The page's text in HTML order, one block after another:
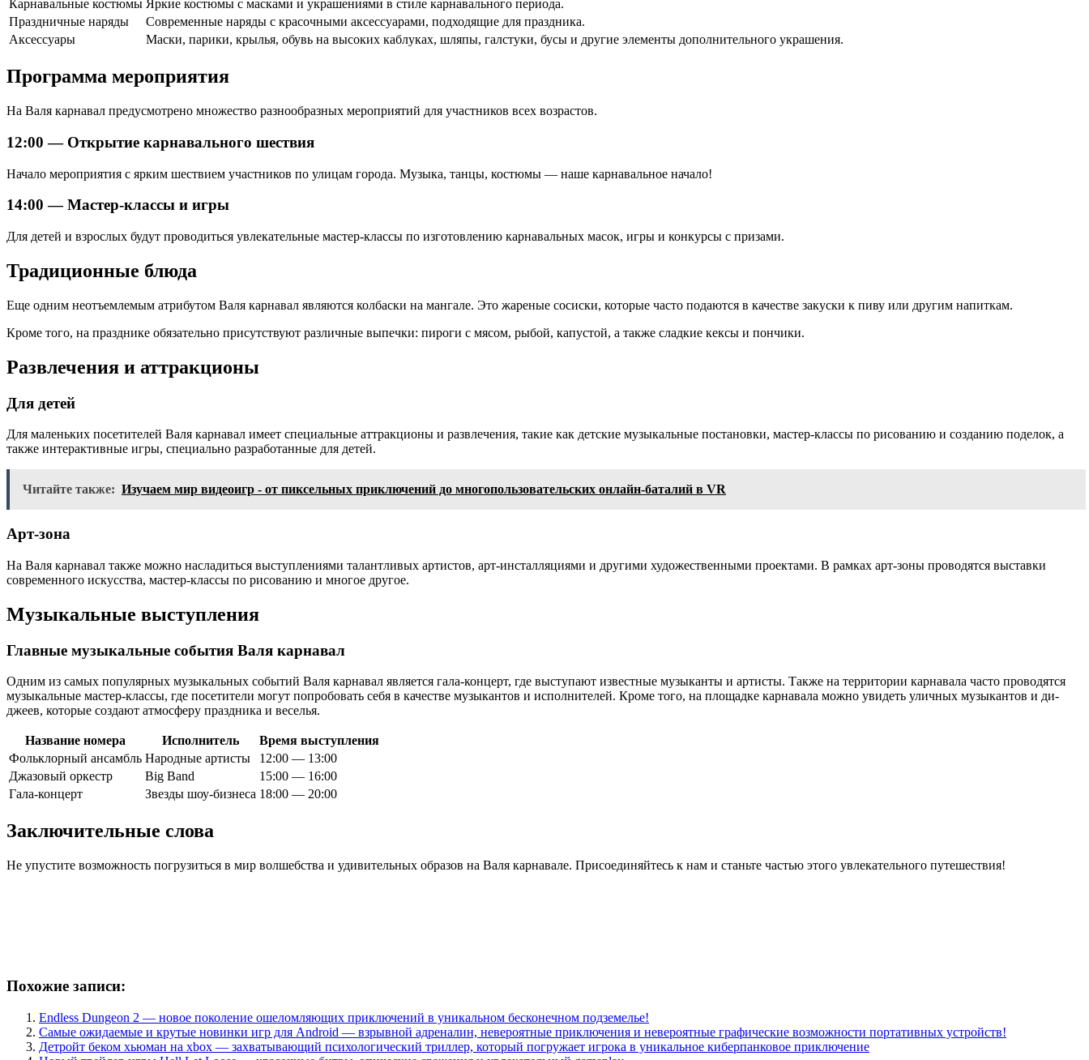
Карнавальные костюмы Яркие костюмы с масками и украшениями в стиле карнавального периода.
Праздничные наряды
Современные наряды с красочными аксессуарами, подходящие для праздника.
Аксессуары
Маски, парики, крылья, обувь на высоких каблуках, шляпы, галстуки, бусы и другие элементы дополнительного украшения.
Программа мероприятия
На Валя карнавал предусмотрено множество разнообразных мероприятий для участников всех возрастов.
12:00 — Открытие карнавального шествия
Начало мероприятия с ярким шествием участников по улицам города. Музыка, танцы, костюмы — наше карнавальное начало!
14:00 — Мастер-классы и игры
Для детей и взрослых будут проводиться увлекательные мастер-классы по изготовлению карнавальных масок, игры и конкурсы с призами.
Традиционные блюда
Еще одним неотъемлемым атрибутом Валя карнавал являются колбаски на мангале. Это жареные сосиски, которые часто подаются в качестве закуски к пиву или другим напиткам.
Кроме того, на празднике обязательно присутствуют различные выпечки: пироги с мясом, рыбой, капустой, а также сладкие кексы и пончики.
Развлечения и аттракционы
Для детей
Для маленьких посетителей Валя карнавал имеет специальные аттракционы и развлечения, такие как детские музыкальные постановки, мастер-классы по рисованию и созданию поделок, а
также интерактивные игры, специально разработанные для детей.
Читайте также: Изучаем мир видеоигр - от пиксельных приключений до многопользовательских онлайн-баталий в VR
Арт-зона
На Валя карнавал также можно насладиться выступлениями талантливых артистов, арт-инсталляциями и другими художественными проектами. В рамках арт-зоны проводятся выставки
современного искусства, мастер-классы по рисованию и многое другое.
Музыкальные выступления
Главные музыкальные события Валя карнавал
Одним из самых популярных музыкальных событий Валя карнавал является гала-концерт, где выступают известные музыканты и артисты. Также на территории карнавала часто проводятся
музыкальные мастер-классы, где посетители могут попробовать себя в качестве музыкантов и исполнителей. Кроме того, на площадке карнавала можно увидеть уличных музыкантов и ди-
джеев, которые создают атмосферу праздника и веселья.
Название номера Исполнитель
Время выступления
Фольклорный ансамбль Народные артисты
12:00 — 13:00
Джазовый оркестр
Big Band
15:00 — 16:00
Гала-концерт
Звезды шоу-бизнеса 18:00 — 20:00
Заключительные слова
Не упустите возможность погрузиться в мир волшебства и удивительных образов на Валя карнавале. Присоединяйтесь к нам и станьте частью этого увлекательного путешествия!
Похожие записи:
Endless Dungeon 2 — новое поколение ошеломляющих приключений в уникальном бесконечном подземелье!
Самые ожидаемые и крутые новинки игр для Android — взрывной адреналин, невероятные приключения и невероятные графические возможности портативных устройств!
Детройт беком хьюман на xbox — захватывающий психологический триллер, который погружает игрока в уникальное киберпанковое приключение